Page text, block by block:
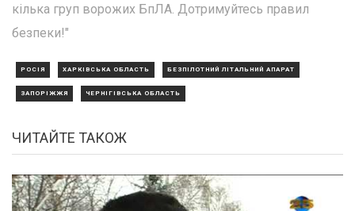
кілька груп ворожих БпЛА. Дотримуйтесь правил
безпеки!"
РОСІЯ ХАРКІВСЬКА ОБЛАСТЬ БЕЗПІЛОТНИЙ ЛІТАЛЬНИЙ АПАРАТ
ЗАПОРІЖЖЯ ЧЕРНІГІВСЬКА ОБЛАСТЬ
ЧИТАЙТЕ ТАКОЖ